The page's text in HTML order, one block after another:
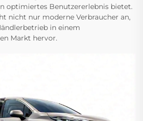
optimiertes Benutzererlebnis bietet.
nicht nur moderne Verbraucher an,
in einem
Markt hervor.